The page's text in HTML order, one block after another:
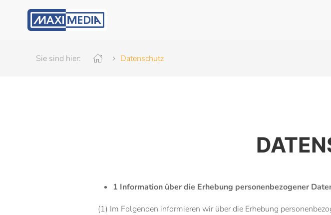
Sie sind hier: Datenschutz
1 Information über die Erhebung personenbezogener
(1) Im Folgenden informieren wir über die Erhebung